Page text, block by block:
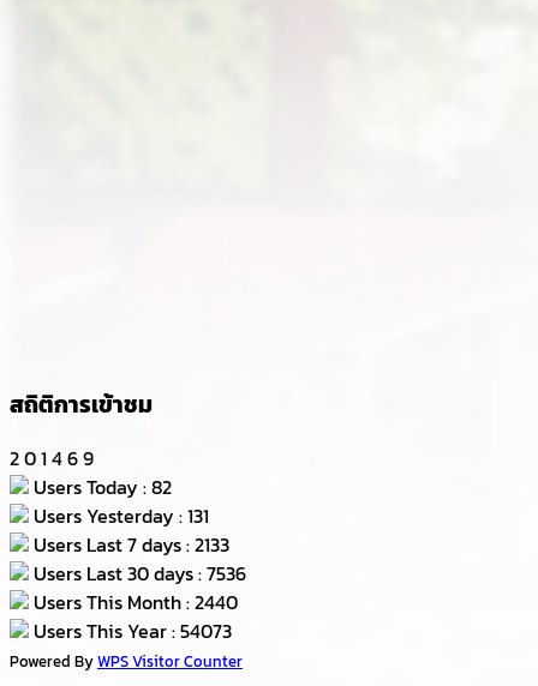
สถิติการเข้าชม
201 469
Users Today : 82
Users Yesterday : 131
Users Last 7 days : 2133
Users Last 30 days : 7536
Users This Month : 2440
Users This Year : 54073
Powered ByWPS Visitor Counter